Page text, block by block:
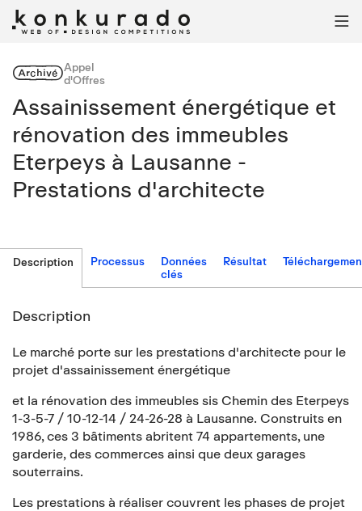

ArchivéAppel
d'Offres
Assainissement énergétique et
rénovation des immeubles
Eterpeys à Lausanne -
Prestations d'architecte
Description Processus
Données
clés
Résultat
Description
Le marché porte sur les prestations d'architecte pour le
projet d'assainissement énergétique
et la rénovation des immeubles sis Chemin des Eterpeys
1-3-5-7 / 10-12-14 / 24-26-28 à Lausanne. Construits en
1986, ces 3 bâtiments abritent 74 appartements, une
garderie, des commerces ainsi que deux garages
souterrains.
Les prestations à réaliser couvrent les phases de projet